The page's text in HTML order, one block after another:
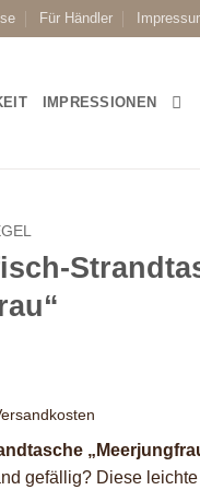
Für Händler
IMPRESSIONEN
gefällig? Diese leichte